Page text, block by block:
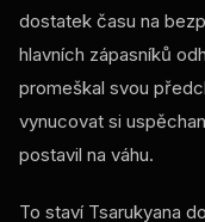
dostatek času na
hlavních zápasníků
promeškal svou
vynucovat si
postavil na váhu.
To staví Tsarukyana